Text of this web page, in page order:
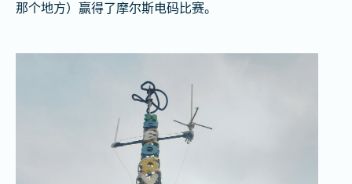
那个地方）赢得了摩尔斯电码比赛。